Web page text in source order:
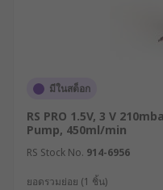
มีในสต็อก
RS PRO 1.5V, 3 V
Pump, 450ml/min
RS Stock No. 914-6956
ยอดรวมย่อย (1 ชิ้น)